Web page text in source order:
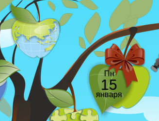
Пн
15
января